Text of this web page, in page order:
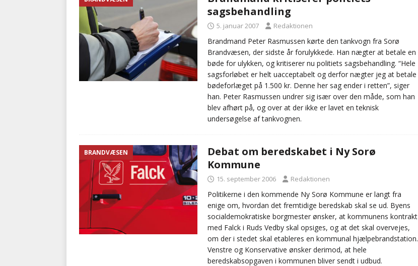
sagsbehandling
5. januar 2007 Redaktionen
Brandmand Peter Rasmussen kørte den tankvogn fra Sorø
Brandvæsen, der sidste år forulykkede. Han nægter at betale en
bøde for ulykken, og kritiserer nu politiets sagsbehandling. “Hele
sagsforløbet er helt uacceptabelt og derfor nægter jeg at betale
bødeforlæget på 1.500 kr. Denne her sag ender i retten”, siger
han. Peter Rasmussen undrer sig især over den måde, som han
blev afhørt på, og over at der ikke er lavet en teknisk
undersøgelse af tankvognen.
BRANDVÆSEN
Debat om beredskabet i Ny Sorø
Kommune
15. september 2006 Redaktionen
Politikerne i den kommende Ny Sorø Kommune er langt fra
enige om, hvordan det fremtidige beredskab skal se ud. Byens
socialdemokratiske borgmester ønsker, at kommunens kontrakt
med Falck i Ruds Vedby skal opsiges, og at det skal overvejes,
om der i stedet skal etableres en kommunal hjælpebrandstation.
Venstre og Konservative ønsker derimod, at hele
beredskabsopgaven i kommunen bliver sendt i udbud.